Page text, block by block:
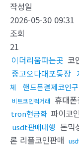
작성일
2026-05-30 09:31
조회
21
이더리움파는곳 코
중고오다대포통장
체
핸드폰결제코인
비트코인퀵거래 휴대
tron현금화 파이코인
usdt판매대행 돈믹
론 리플코인판매